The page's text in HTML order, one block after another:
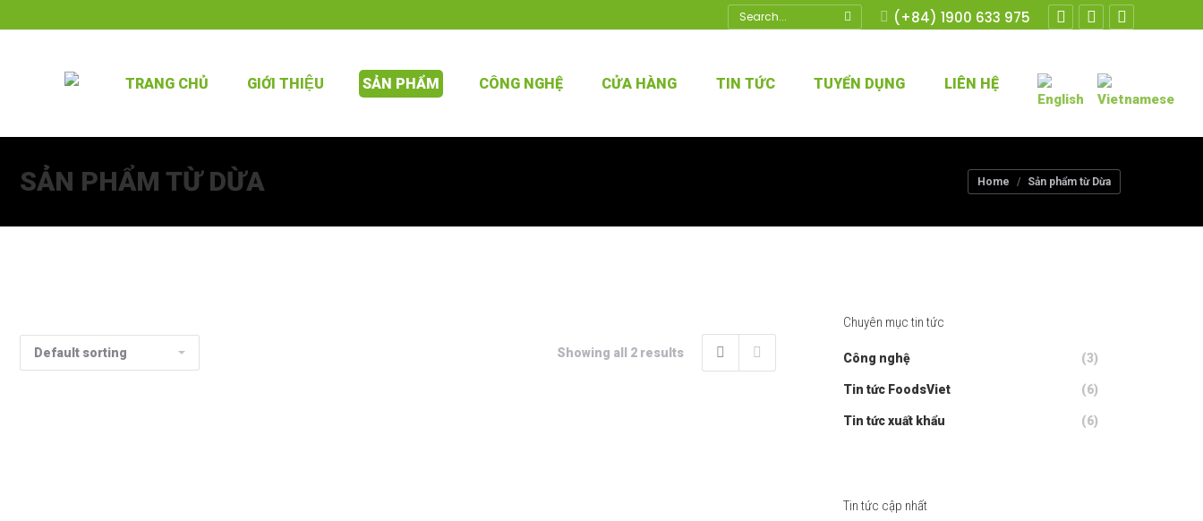
Search: (+84) 1900 633 975
Facebook
TwitterYouTube
TRANG CHỦ GIỚI THIỆU SẢN PHẨM CÔNG NGHỆ CỬA HÀNG TIN TỨC TUYỂN DỤNG LIÊN HỆ
SẢN PHẨM TỪ DỪA You are here:
Home Sản phẩm từ Dừa
Showing all 2 results
Chuyên mục tin tức
Công nghệ (3)
Tin tức FoodsViet (6)
Tin tức xuất khẩu (6)
Tin tức cập nhất